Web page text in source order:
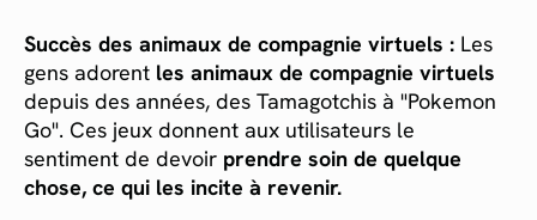
Succès des animaux de compagnie virtuels : Les
gens adorent les animaux de compagnie virtuels
depuis des années, des Tamagotchis à "Pokemon
Go". Ces jeux donnent aux utilisateurs le
sentiment de devoir prendre soin de quelque
chose, ce qui les incite à revenir.